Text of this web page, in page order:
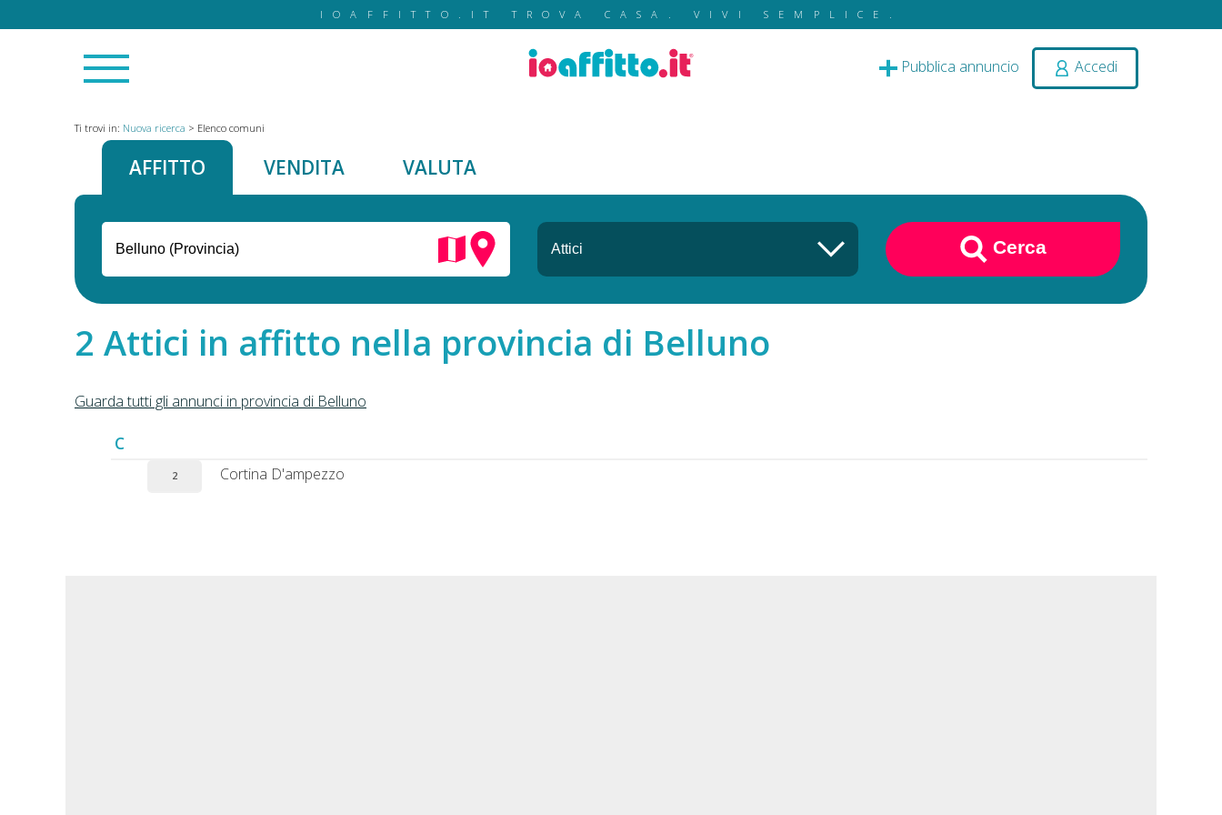
IOAFFITTO.IT TROVA CASA. VIVI SEMPLICE.
Pubblica annuncio Accedi
Ti trovi in: Nuova ricerca > Elenco comuni
AFFITTO VENDITA VALUTA
Cerca
Attici in affitto nella provincia di Belluno
Guarda tutti gli annunci in provincia di Belluno
C
2 Cortina D'ampezzo